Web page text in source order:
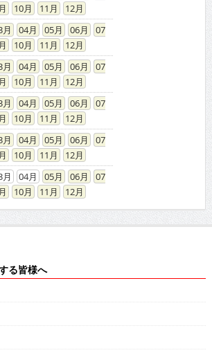
10 11
12
04 05 06
07
10 11
12
04 05 06
07
10 11
12
04 05 06
07
10 11
12
04 05 06
07
10 11
12
04 05 06
07
10 11 12
る皆様へ